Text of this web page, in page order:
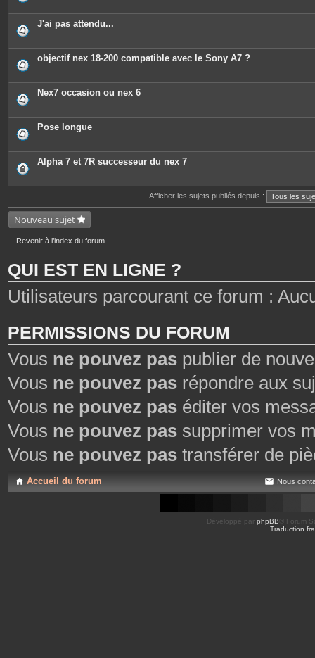
J'ai pas attendu...
objectif nex 18-200 compatible avec le Sony A7 ?
Nex7 occasion ou nex 6
Pose longue
Alpha 7 et 7R successeur du nex 7
Afficher les sujets publiés depuis :
Nouveau sujet
Revenir à l’index du forum
QUI EST EN LIGNE ?
Utilisateurs parcourant ce forum :
PERMISSIONS DU FORUM
Vous ne pouvez pas publier de
Vous ne pouvez pas répondre aux
Vous ne pouvez pas éditer vos
Vous ne pouvez pas supprimer vos
Vous ne pouvez pas transférer de
Accueil du forum Nous
Développé par phpBB ® Forum
Traduction